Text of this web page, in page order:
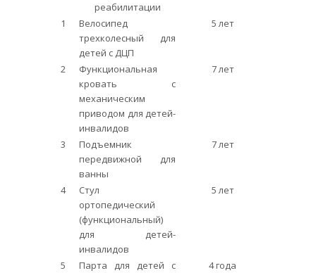
реабилитации
1
Велосипед
трехколесный для
детей с ДЦП
5 лет
2
Функциональная
кровать с
механическим
приводом для детей-
инвалидов
7 лет
3
Подъемник
передвижной для
ванны
7 лет
4
Стул
ортопедический
(функциональный)
для детей-
инвалидов
5 лет
5
Парта для детей с
4 года